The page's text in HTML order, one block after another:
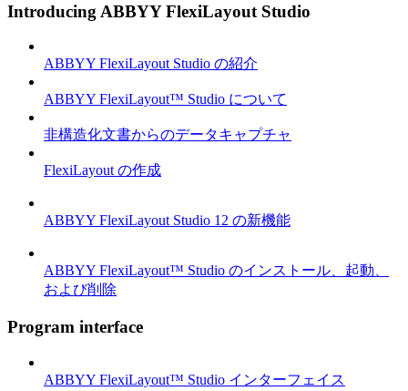
Introducing ABBYY FlexiLayout Studio
ABBYY FlexiLayout Studio の紹介
ABBYY FlexiLayout™ Studio について
非構造化文書からのデータキャプチャ
FlexiLayout の作成
ABBYY FlexiLayout Studio 12 の新機能
ABBYY FlexiLayout™ Studio のインストール、起動、
および削除
Program interface
ABBYY FlexiLayout™ Studio インターフェイス